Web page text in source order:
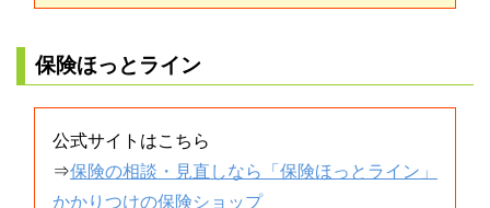
保険ほっとライン
公式サイトはこちら
⇒保険の相談・見直しなら「保険ほっとライン」
かかりつけの保険ショップ